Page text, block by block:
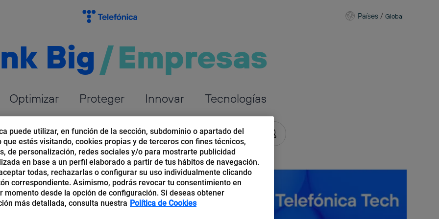
Países /Global
Big/Empresas
Optimizar Proteger Innovar Tecnologías
y socia-directora deStrategia Coaching and
puede utilizar, en función de la sección, subdominio o apartado del
que estés visitando, cookies propias y de terceros con fines técnicos,
de personalización, redes sociales y/o para mostrarte publicidad
en base a un perfil elaborado a partir de tus hábitos de navegación.
todas, rechazarlas o configurar su uso individualmente clicando
correspondiente. Asimismo, podrás revocar tu consentimiento en
momento desde la opción de configuración. Si deseas obtener
más detallada, consulta nuestra Política de Cookies